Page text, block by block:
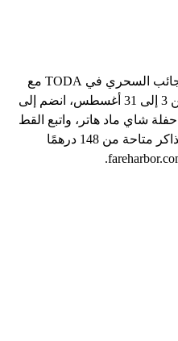
ادخل إلى عالم أليس في بلاد العجائب السحري في TODA مع
تجربة غامرة بزاوية 360 درجة. من 3 إلى 31 أغسطس، انضم إلى
شاي ماد هاتر، واتبع القط
شيشاير، وواجه ملكة القلوب. التذاكر متاحة من 148 درهمًا